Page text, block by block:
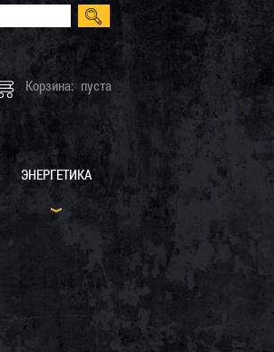
Корзина: пуста
ЭНЕРГЕТИКА